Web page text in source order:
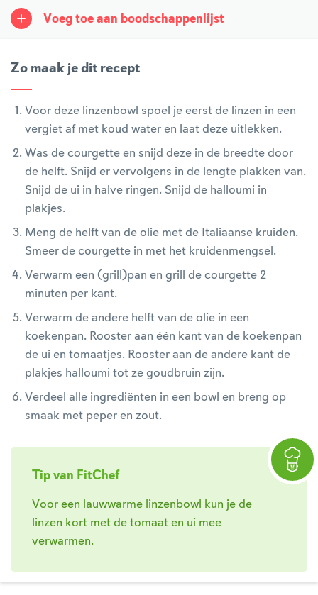
Voeg toe aan boodschappenlijst
Zo maak je dit recept
Voor deze linzenbowl spoel je eerst de linzen in een
vergiet af met koud water en laat deze uitlekken.
Was de courgette en snijd deze in de breedte door
de helft. Snijd er vervolgens in de lengte plakken van.
Snijd de ui in halve ringen. Snijd de halloumi in
plakjes.
Meng de helft van de olie met de Italiaanse kruiden.
Smeer de courgette in met het kruidenmengsel.
Verwarm een (grill)pan en grill de courgette 2
minuten per kant.
Verwarm de andere helft van de olie in een
koekenpan. Rooster aan één kant van de koekenpan
de ui en tomaatjes. Rooster aan de andere kant de
plakjes halloumi tot ze goudbruin zijn.
Verdeel alle ingrediënten in een bowl en breng op
smaak met peper en zout.
Tip van FitChef
Voor een lauwwarme linzenbowl kun je de
linzen kort met de tomaat en ui mee
verwarmen.